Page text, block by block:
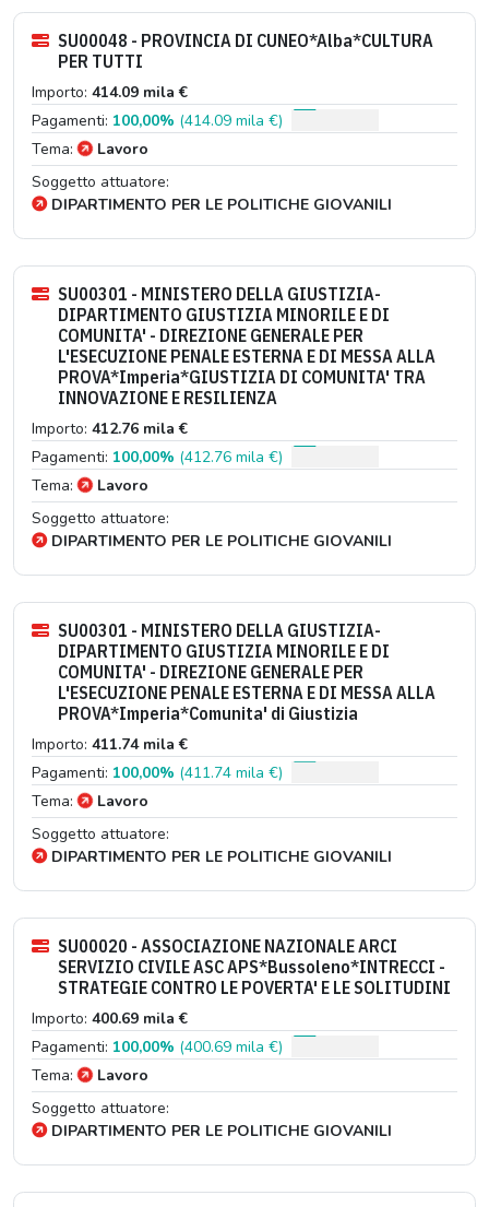
SU00048 - PROVINCIA DI CUNEO*Alba*CULTURA
PER TUTTI
Importo: 414.09 mila €
Pagamenti: 100,00% (414.09 mila €)
Tema:
Lavoro
Soggetto attuatore:
DIPARTIMENTO PER LE POLITICHE GIOVANILI
SU00301 - MINISTERO DELLA GIUSTIZIA-
DIPARTIMENTO GIUSTIZIA MINORILE E DI
COMUNITA' - DIREZIONE GENERALE PER
L'ESECUZIONE PENALE ESTERNA E DI MESSA ALLA
PROVA*Imperia*GIUSTIZIA DI COMUNITA' TRA
INNOVAZIONE E RESILIENZA
Importo: 412.76 mila €
Pagamenti: 100,00% (412.76 mila €)
Tema:
Lavoro
Soggetto attuatore:
DIPARTIMENTO PER LE POLITICHE GIOVANILI
SU00301 - MINISTERO DELLA GIUSTIZIA-
DIPARTIMENTO GIUSTIZIA MINORILE E DI
COMUNITA' - DIREZIONE GENERALE PER
L'ESECUZIONE PENALE ESTERNA E DI MESSA ALLA
PROVA*Imperia*Comunita' di Giustizia
Importo: 411.74 mila €
Pagamenti: 100,00% (411.74 mila €)
Tema:
Lavoro
Soggetto attuatore:
DIPARTIMENTO PER LE POLITICHE GIOVANILI
SU00020 - ASSOCIAZIONE NAZIONALE ARCI
SERVIZIO CIVILE ASC APS*Bussoleno*INTRECCI -
STRATEGIE CONTRO LE POVERTA' E LE SOLITUDINI
Importo: 400.69 mila €
Pagamenti: 100,00% (400.69 mila €)
Tema:
Lavoro
Soggetto attuatore:
DIPARTIMENTO PER LE POLITICHE GIOVANILI